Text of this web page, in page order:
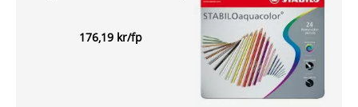
176,19 kr/fp